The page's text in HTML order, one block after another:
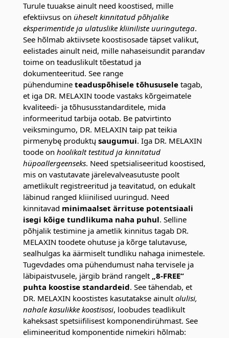
Turule tuuakse ainult need koostised, mille
efektiivsus on üheselt kinnitatud põhjalike
eksperimentide ja ulatuslike kliiniliste uuringutega.
See hõlmab aktiivsete koostisosade täpset valikut,
eelistades ainult neid, mille nahaseisundit parandav
toime on teaduslikult tõestatud ja
dokumenteeritud. See range
pühendumine teaduspõhisele tõhususele tagab,
et iga DR. MELAXIN toode vastaks kõrgeimatele
kvaliteedi- ja tõhususstandarditele, mida
informeeritud tarbija ootab. Be patvirtinto
veiksmingumo, DR. MELAXIN taip pat teikia
pirmenybę produktų saugumui. Iga DR. MELAXIN
toode on hoolikalt testitud ja kinnitatud
hüpoallergeenseks. Need spetsialiseeritud koostised,
mis on vastutavate järelevalveasutuste poolt
ametlikult registreeritud ja teavitatud, on edukalt
läbinud ranged kliinilised uuringud. Need
kinnitavad minimaalset ärrituse potentsiaali
isegi kõige tundlikuma naha puhul. Selline
põhjalik testimine ja ametlik kinnitus tagab DR.
MELAXIN toodete ohutuse ja kõrge talutavuse,
sealhulgas ka äärmiselt tundliku nahaga inimestele.
Tugevdades oma pühendumust naha tervisele ja
läbipaistvusele, järgib bränd rangelt „8-FREE“
puhta koostise standardeid. See tähendab, et
DR. MELAXIN koostistes kasutatakse ainult olulisi,
nahale kasulikke koostisosi, loobudes teadlikult
kaheksast spetsiifilisest komponendirühmast. See
elimineeritud komponentide nimekiri hõlmab: